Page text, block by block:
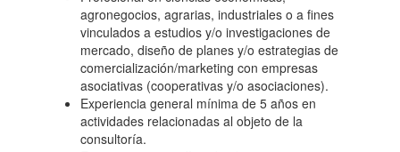
LIBERTAD"
agronegocios, agrarias, industriales o a fines
vinculados a estudios y/o investigaciones de
mercado, diseño de planes y/o estrategias de
comercialización/marketing con empresas
asociativas (cooperativas y/o asociaciones).
Experiencia general mínima de 5 años en
actividades relacionadas al objeto de la
consultoría.